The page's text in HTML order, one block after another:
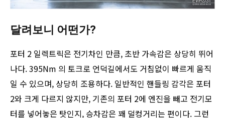
달려보니 어떤가?
포터 2 일렉트릭은 전기차인 만큼, 초반 가속감은 상당히 뛰어
나다. 395Nm 의 토크로 언덕길에서도 거침없이 빠르게 움직
일 수 있으며, 상당히 조용하다. 일반적인 핸들링 감각은 포터
2와 크게 다르지 않지만, 기존의 포터 2에 엔진을 빼고 전기모
터를 넣어놓은 탓인지, 승차감은 꽤 덜컹거리는 편이다. 그런